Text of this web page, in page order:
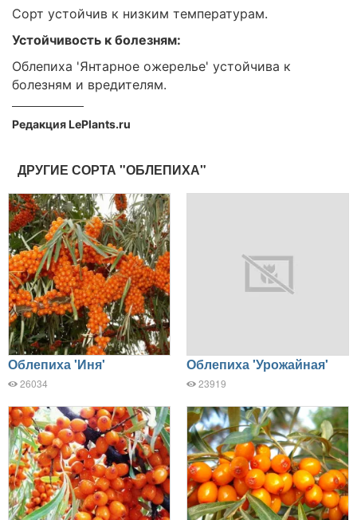
Сорт устойчив к низким температурам.
Устойчивость к болезням:
Облепиха 'Янтарное ожерелье' устойчива к
болезням и вредителям.
Редакция LePlants.ru
ДРУГИЕ СОРТА "ОБЛЕПИХА"
Облепиха 'Иня'
26034
Облепиха 'Урожайная'
23919